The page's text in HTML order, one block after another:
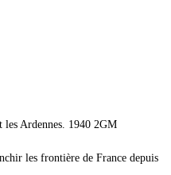
les Ardennes. 1940 2GM
les frontière de France depuis